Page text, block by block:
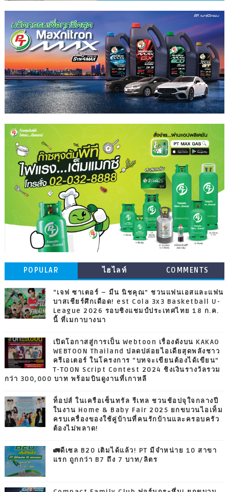
POPULAR ไฮไลท์ COMMENTS
“เจฟ ซาเตอร์ – มีน นิชคุณ” ชวนแฟนเอสและแฟน
บาสเชียร์ศึกเดือด! est Cola 3x3 Basketball U-
League 2026 รอบชิงแชมป์ประเทศไทย 18 ก.ค.
นี้ ที่เมกาบางนา
เปิดโอกาสสู่การเป็น Webtoon เรื่องดังบน KAKAO
WEBTOON Thailand ปลดปล่อยไอเดียสุดพลังชาว
ครีเอเตอร์ ในโครงการ “บทจะเขียนต้องได้เขียน”
T-TOON Script Contest 2024 ชิงเงินรางวัลรวม
กว่า 300,000 บาท พร้อมบินดูงานที่เกาหลี
ท็อปส์ ในเครือเซ็นทรัล รีเทล ชวนช้อปจุใจกลางปี
ในงาน Home & Baby Fair 2025 ยกขบวนไอเท็ม
ครบเครื่องของใช้คู่บ้านที่คนรักบ้านและครอบครัว
ต้องไม่พลาด!
🚛ดีเซล B20 เติมได้แล้ว! PT มีจำหน่าย 10 สาขา
แรก ถูกกว่า B7 ถึง 7 บาท/ลิตร